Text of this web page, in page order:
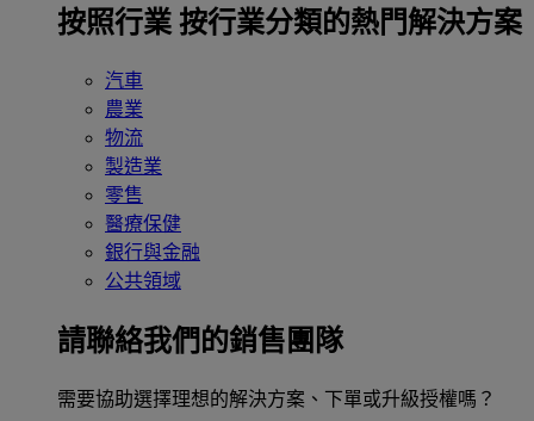
按照行業 按行業分類的熱門解決方案
汽車
農業
物流
製造業
零售
醫療保健
銀行與金融
公共領域
請聯絡我們的銷售團隊
需要協助選擇理想的解決方案、下單或升級授權嗎？